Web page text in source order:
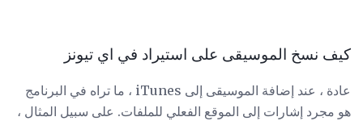
كيف نسخ الموسيقى على استيراد في اي تيونز
عادة ، عند إضافة الموسيقى إلى iTunes ، ما تراه في البرنامج
هو مجرد إشارات إلى الموقع الفعلي للملفات. على سبيل المثال ،